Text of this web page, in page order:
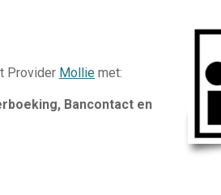
Provider Mollie met:
Bancontact en